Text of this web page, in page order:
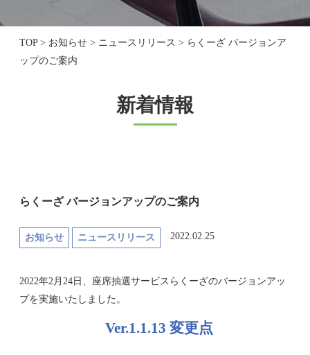
TOP> お知らせ > ニュースリリース > らくーざ バージョンア
ップのご案内
新着情報
らくーざ バージョンアップのご案内
お知らせ ニュースリリース 2022.02.25
2022年2月24日、座席抽選サービスらくーざのバージョンアッ
プを実施いたしました。
Ver.1.1.13 変更点